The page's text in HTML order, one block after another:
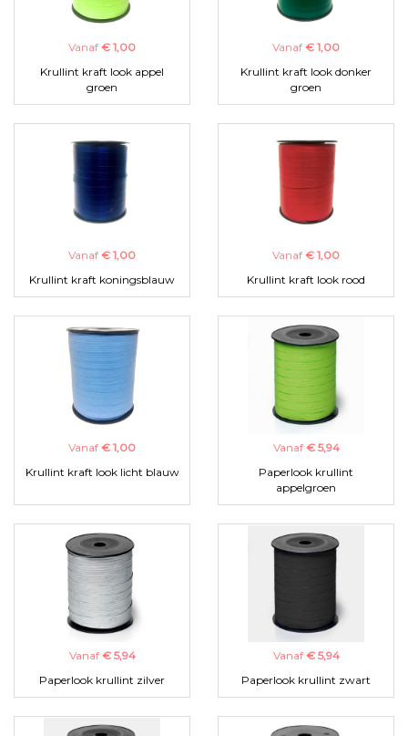
Vanaf € 1,00
Krullint kraft look appel
groen
Vanaf € 1,00
Krullint kraft look donker
groen
Vanaf € 1,00
Krullint kraft koningsblauw
Vanaf € 1,00
Krullint kraft look rood
Vanaf € 1,00
Krullint kraft look licht blauw
Vanaf € 5,94
Paperlook krullint
appelgroen
Vanaf € 5,94
Paperlook krullint zilver
Vanaf € 5,94
Paperlook krullint zwart